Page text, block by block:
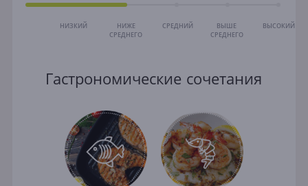
НИЗКИЙ
НИЖЕ
СРЕДНЕГО
СРЕДНИЙ
ВЫШЕ
СРЕДНЕГО
ВЫСОКИЙ
Гастрономические сочетания